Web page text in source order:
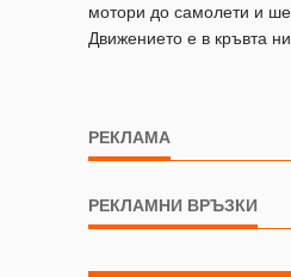
мотори до самолети и
Движението е в кръвта ни.
РЕКЛАМА
РЕКЛАМНИ ВРЪЗКИ